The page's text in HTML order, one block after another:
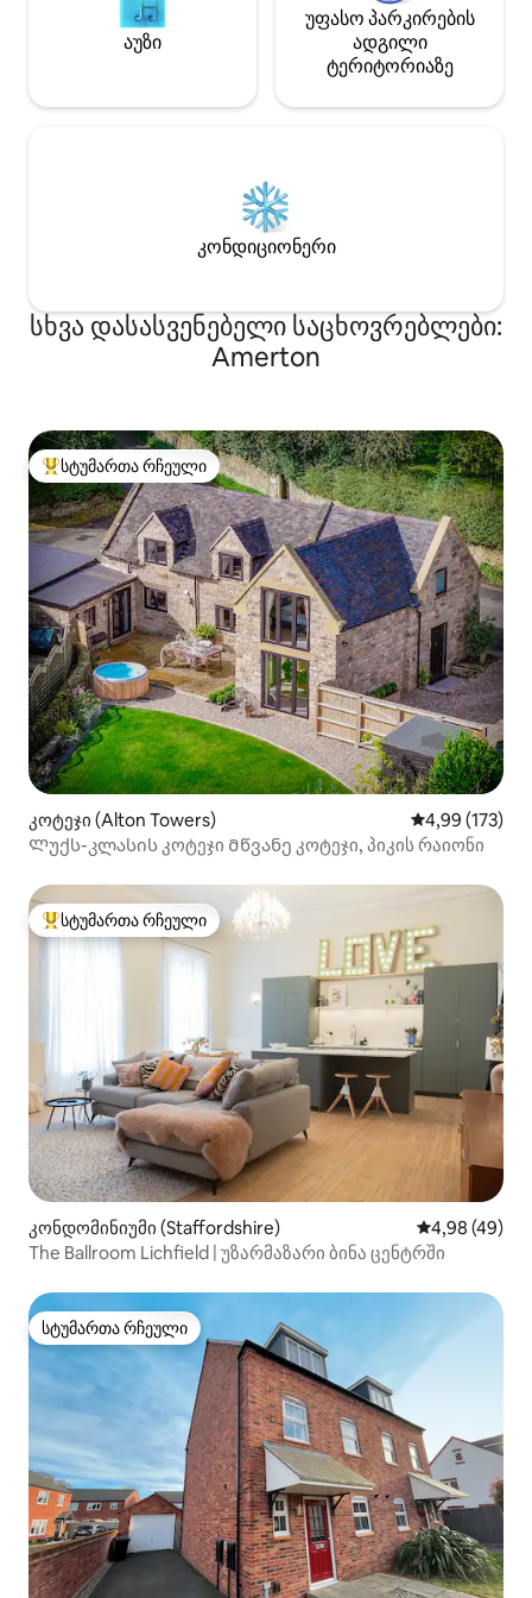
აუზი
უფასო პარკირების
ადგილი
ტერიტორიაზე
კონდიციონერი
სხვა დასასვენებელი საცხოვრებლები:
Amerton
სტუმართა რჩეული მოწინავე ვარიანტი
სტუმართა რჩეული
კოტეჯი (Alton Towers) საშუალო
4,99 (173)
Ლუქს-კლასის კოტეჯი Მწვანე კოტეჯი, პიკის რაიონი
სტუმართა რჩეული მოწინავე ვარიანტი
სტუმართა რჩეული
კონდომინიუმი (Staffordshire) საშუალო
4,98 (49)
The Ballroom Lichfield | უზარმაზარი ბინა ცენტრში
სტუმართა რჩეული
სტუმართა რჩეული